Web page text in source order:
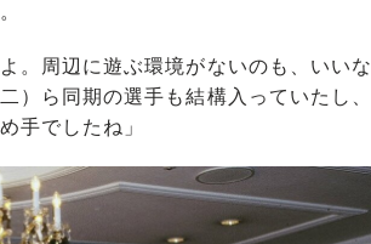
。周辺に遊ぶ環境がないのも、いいな
）ら同期の選手も結構入っていたし、
手でしたね」